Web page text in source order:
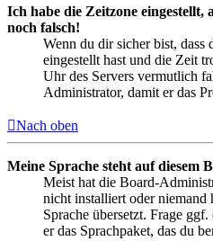
Ich habe die Zeitzone
noch falsch!
Wenn du dir sicher bist, dass
eingestellt hast und die Zeit
Uhr des Servers vermutlich
Administrator, damit er das
Nach oben
Meine Sprache steht auf diesem
Meist hat die Board-
nicht installiert oder niemand
Sprache übersetzt. Frage
er das Sprachpaket, das du